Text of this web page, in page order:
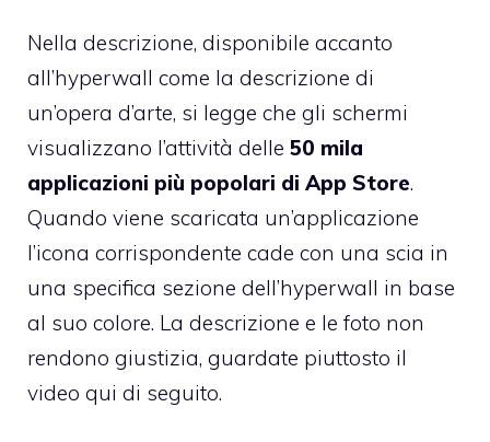
Nella descrizione, disponibile accanto
all’hyperwall come la descrizione di
un’opera d’arte, si legge che gli schermi
visualizzano l’attività delle 50 mila
applicazioni più popolari di App Store.
Quando viene scaricata un’applicazione
l’icona corrispondente cade con una scia in
una specifica sezione dell’hyperwall in base
al suo colore. La descrizione e le foto non
rendono giustizia, guardate piuttosto il
video qui di seguito.